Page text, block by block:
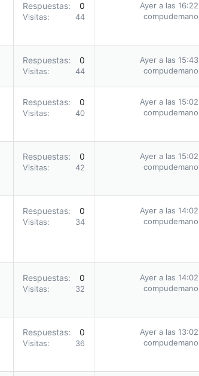
Respuestas 0
Visitas 44
Ayer a las 16:22
compudemano
Respuestas 0
Visitas 44
Ayer a las 15:43
compudemano
Respuestas 0
Visitas 40
Ayer a las 15:02
compudemano
Respuestas 0
Visitas 42
Ayer a las 15:02
compudemano
Respuestas 0
Visitas 34
Ayer a las 14:02
compudemano
Respuestas 0
Visitas 32
Ayer a las 14:02
compudemano
Respuestas 0
Visitas 36
Ayer a las 13:02
compudemano